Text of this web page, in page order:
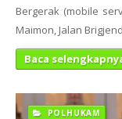
Bergerak (mobile
Maimon, Jalan
Baca
POLHUKAM